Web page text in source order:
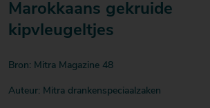
Marokkaans gekruide
kipvleugeltjes
Bron: Mitra Magazine 48
Auteur: Mitra drankenspeciaalzaken